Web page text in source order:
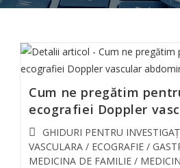
Cum ne pregătim
ecografiei Doppler
GHIDURI PENTRU
VASCULARA / ECOGRAFIE /
MEDICINA DE FAMILIE /